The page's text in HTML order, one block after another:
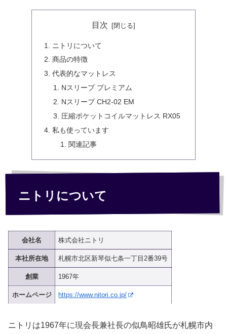
目次
ニトリについて
商品の特徴
代表的なマットレス
Nスリープ プレミアム
Nスリープ CH2-02 EM
圧縮ポケットコイルマットレス RX05
私も使っています
関連記事
ニトリについて
会社名 株式会社ニトリ
本社所在地 札幌市北区新琴似七条一丁目2番39号
創業 1967年
ホームページ https://www.nitori.co.jp/
ニトリは1967年に現会長兼社長の似鳥昭雄氏が札幌市内